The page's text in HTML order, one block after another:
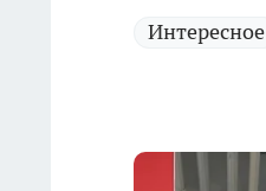
Интересное